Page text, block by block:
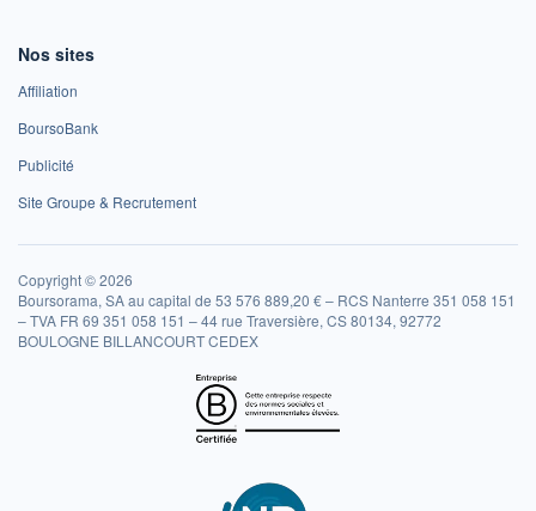
Nos sites
Affiliation
BoursoBank
Publicité
Site Groupe & Recrutement
Copyright © 2026
Boursorama, SA au capital de 53 576 889,20 € – RCS Nanterre 351 058 151
– TVA FR 69 351 058 151 – 44 rue Traversière, CS 80134, 92772
BOULOGNE BILLANCOURT CEDEX